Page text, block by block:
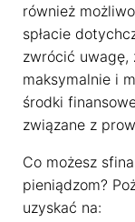
również
spłacie
zwrócić uwagę,
maksymalnie i
środki
związane z
Co możesz
pieniądzom?
uzyskać na: